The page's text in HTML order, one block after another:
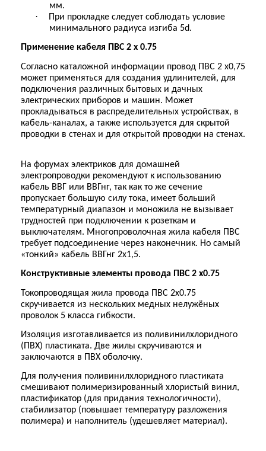
мм.
·
При прокладке следует соблюдать условие
минимального радиуса изгиба 5d.
Применение кабеля ПВС 2 х 0.75
Согласно каталожной информации провод ПВС 2 х0,75
может применяться для создания удлинителей, для
подключения различных бытовых и дачных
электрических приборов и машин. Может
прокладываться в распределительных устройствах, в
кабель-каналах, а также используется для скрытой
проводки в стенах и для открытой проводки на стенах.
На форумах электриков для домашней
электропроводки рекомендуют к использованию
кабель ВВГ или ВВГнг, так как то же сечение
пропускает большую силу тока, имеет больший
температурный диапазон и моножила не вызывает
трудностей при подключении к розеткам и
выключателям. Многопроволочная жила кабеля ПВС
требует подсоединение через наконечник. Но самый
«тонкий» кабель ВВГнг 2х1,5.
Конструктивные элементы провода ПВС 2 х0.75
Токопроводящая жила провода ПВС 2х0.75
скручивается из нескольких медных нелужёных
проволок 5 класса гибкости.
Изоляция изготавливается из поливинилхлоридного
(ПВХ) пластиката. Две жилы скручиваются и
заключаются в ПВХ оболочку.
Для получения поливинилхлоридного пластиката
смешивают полимеризированный хлористый винил,
пластификатор (для придания технологичности),
стабилизатор (повышает температуру разложения
полимера) и наполнитель (удешевляет материал).